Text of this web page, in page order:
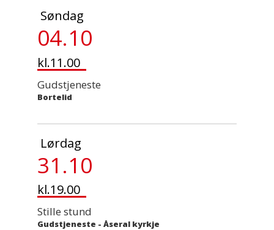
Søndag
04.10
kl.11.00
Gudstjeneste
Bortelid
Lørdag
31.10
kl.19.00
Stille stund
Gudstjeneste - Åseral kyrkje